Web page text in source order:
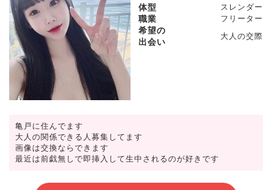
体型 スレンダー
職業 フリーター
希望の
出会い
大人の交際
亀戸に住んでます
大人の関係できる人募集してます
画像は交換ならできます
最近は前戯無しで即挿入して生中されるのが好きです